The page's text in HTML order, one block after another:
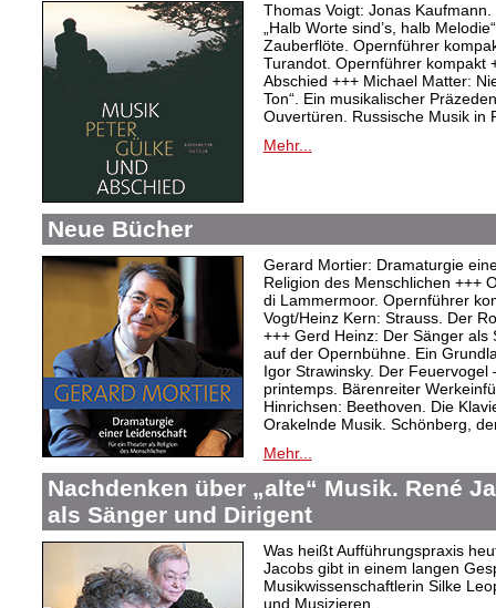
Thomas Voigt: Jonas
„Halb Worte sind’s, halb
Zauberflöte. Opernführer
Turandot. Opernführer kompakt
Abschied +++ Michael Matter:
Ton“. Ein musikalischer
Ouvertüren. Russische Musik in
Mehr...
Neue Bücher
Gerard Mortier: Dramaturgie
Religion des Menschlichen +++
di Lammermoor. Opernführer
Vogt/Heinz Kern: Strauss. Der
+++ Gerd Heinz: Der Sänger als
auf der Opernbühne. Ein
Igor Strawinsky. Der
printemps. Bärenreiter
Hinrichsen: Beethoven. Die
Orakelnde Musik. Schönberg,
Mehr...
Nachdenken über „alte“ Musik. René
als Sänger und Dirigent
Was heißt Aufführungspraxis
Jacobs gibt in einem langen
Musikwissenschaftlerin Silke
und Musizieren.